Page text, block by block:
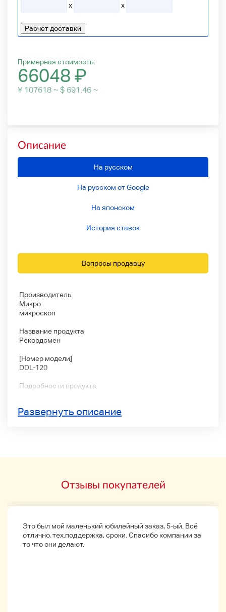
x
x
Расчет доставки
Примерная стоимость:
66048 ₽
¥ 107618 ~ $ 691.46 ~
Описание
На русском
На русском от Google
На японском
История ставок
Вопросы продавцу
Производитель
Микро
микроскоп
Название продукта
Рекордсмен
[Номер модели]
DDL-120
Подробности продукта
Статус продукта
использованием, но нет выдающейся царапины, и это в
Все предметы на фото.
Развернуть описание
Отзывы покупателей
Это был мой маленький юбилейный заказ, 5-ый. Всё
отлично, тех.поддержка, сроки. Спасибо компании за
то что они делают.